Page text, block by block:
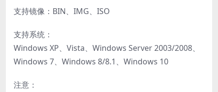
支持镜像：BIN、IMG、ISO
支持系统：
Windows XP、Vista、Windows Server 2003/2008、
Windows 7、Windows 8/8.1、Windows 10
注意：